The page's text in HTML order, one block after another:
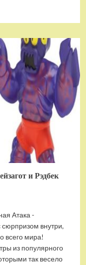
и Рэдбек
Атака -
внутри,
всего мира!
из популярного
так весело